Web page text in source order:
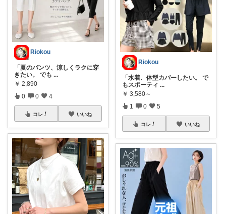
Riokou
「夏のパンツ、涼しくラクに穿
きたい。 でも ...
￥ 2,890
0 0 4
コレ いいね
Riokou
「水着、体型カバーしたい。 で
もスポーティ ...
￥ 3,580～
1 0 5
コレ いいね